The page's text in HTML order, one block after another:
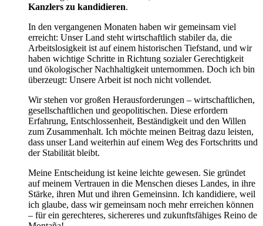
Kanzlers zu kandidieren.
In den vergangenen Monaten haben wir gemeinsam viel
erreicht: Unser Land steht wirtschaftlich stabiler da, die
Arbeitslosigkeit ist auf einem historischen Tiefstand, und wir
haben wichtige Schritte in Richtung sozialer Gerechtigkeit
und ökologischer Nachhaltigkeit unternommen. Doch ich bin
überzeugt: Unsere Arbeit ist noch nicht vollendet.
Wir stehen vor großen Herausforderungen – wirtschaftlichen,
gesellschaftlichen und geopolitischen. Diese erfordern
Erfahrung, Entschlossenheit, Beständigkeit und den Willen
zum Zusammenhalt. Ich möchte meinen Beitrag dazu leisten,
dass unser Land weiterhin auf einem Weg des Fortschritts und
der Stabilität bleibt.
Meine Entscheidung ist keine leichte gewesen. Sie gründet
auf meinem Vertrauen in die Menschen dieses Landes, in ihre
Stärke, ihren Mut und ihren Gemeinsinn. Ich kandidiere, weil
ich glaube, dass wir gemeinsam noch mehr erreichen können
– für ein gerechteres, sichereres und zukunftsfähiges Reino de